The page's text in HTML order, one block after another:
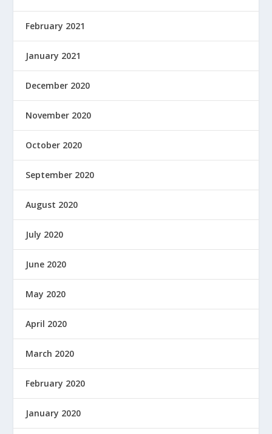
February 2021
January 2021
December 2020
November 2020
October 2020
September 2020
August 2020
July 2020
June 2020
May 2020
April 2020
March 2020
February 2020
January 2020